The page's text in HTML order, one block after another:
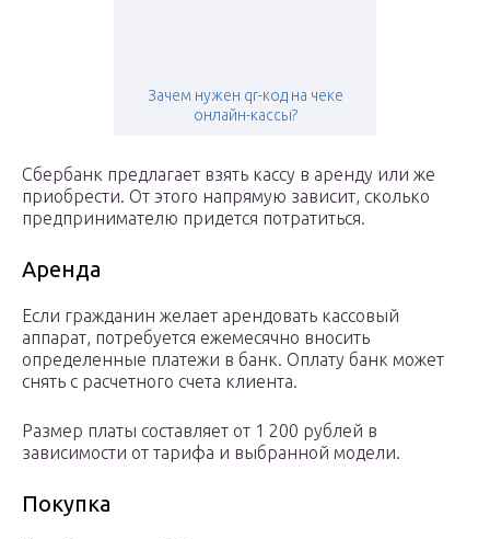
Зачем нужен qr-код на чеке
онлайн-кассы?
Сбербанк предлагает взять кассу в аренду или же
приобрести. От этого напрямую зависит, сколько
предпринимателю придется потратиться.
Аренда
Если гражданин желает арендовать кассовый
аппарат, потребуется ежемесячно вносить
определенные платежи в банк. Оплату банк может
снять с расчетного счета клиента.
Размер платы составляет от 1 200 рублей в
зависимости от тарифа и выбранной модели.
Покупка